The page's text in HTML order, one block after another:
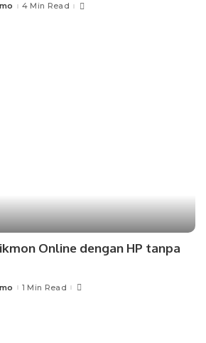
4 Min Read
Online dengan HP tanpa
1 Min Read